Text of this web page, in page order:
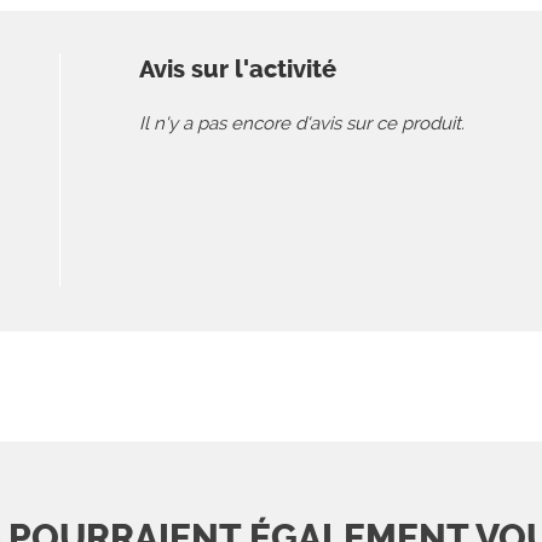
Avis sur l'activité
Il n'y a pas encore d'avis sur ce produit.